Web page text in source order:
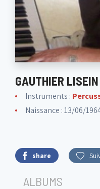
GAUTHIER LISEIN
Instruments :
Naissance : 13/06/
share
ALBUMS